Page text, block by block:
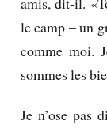
le camp – un
comme moi.
sommes les
Je n’ose pas